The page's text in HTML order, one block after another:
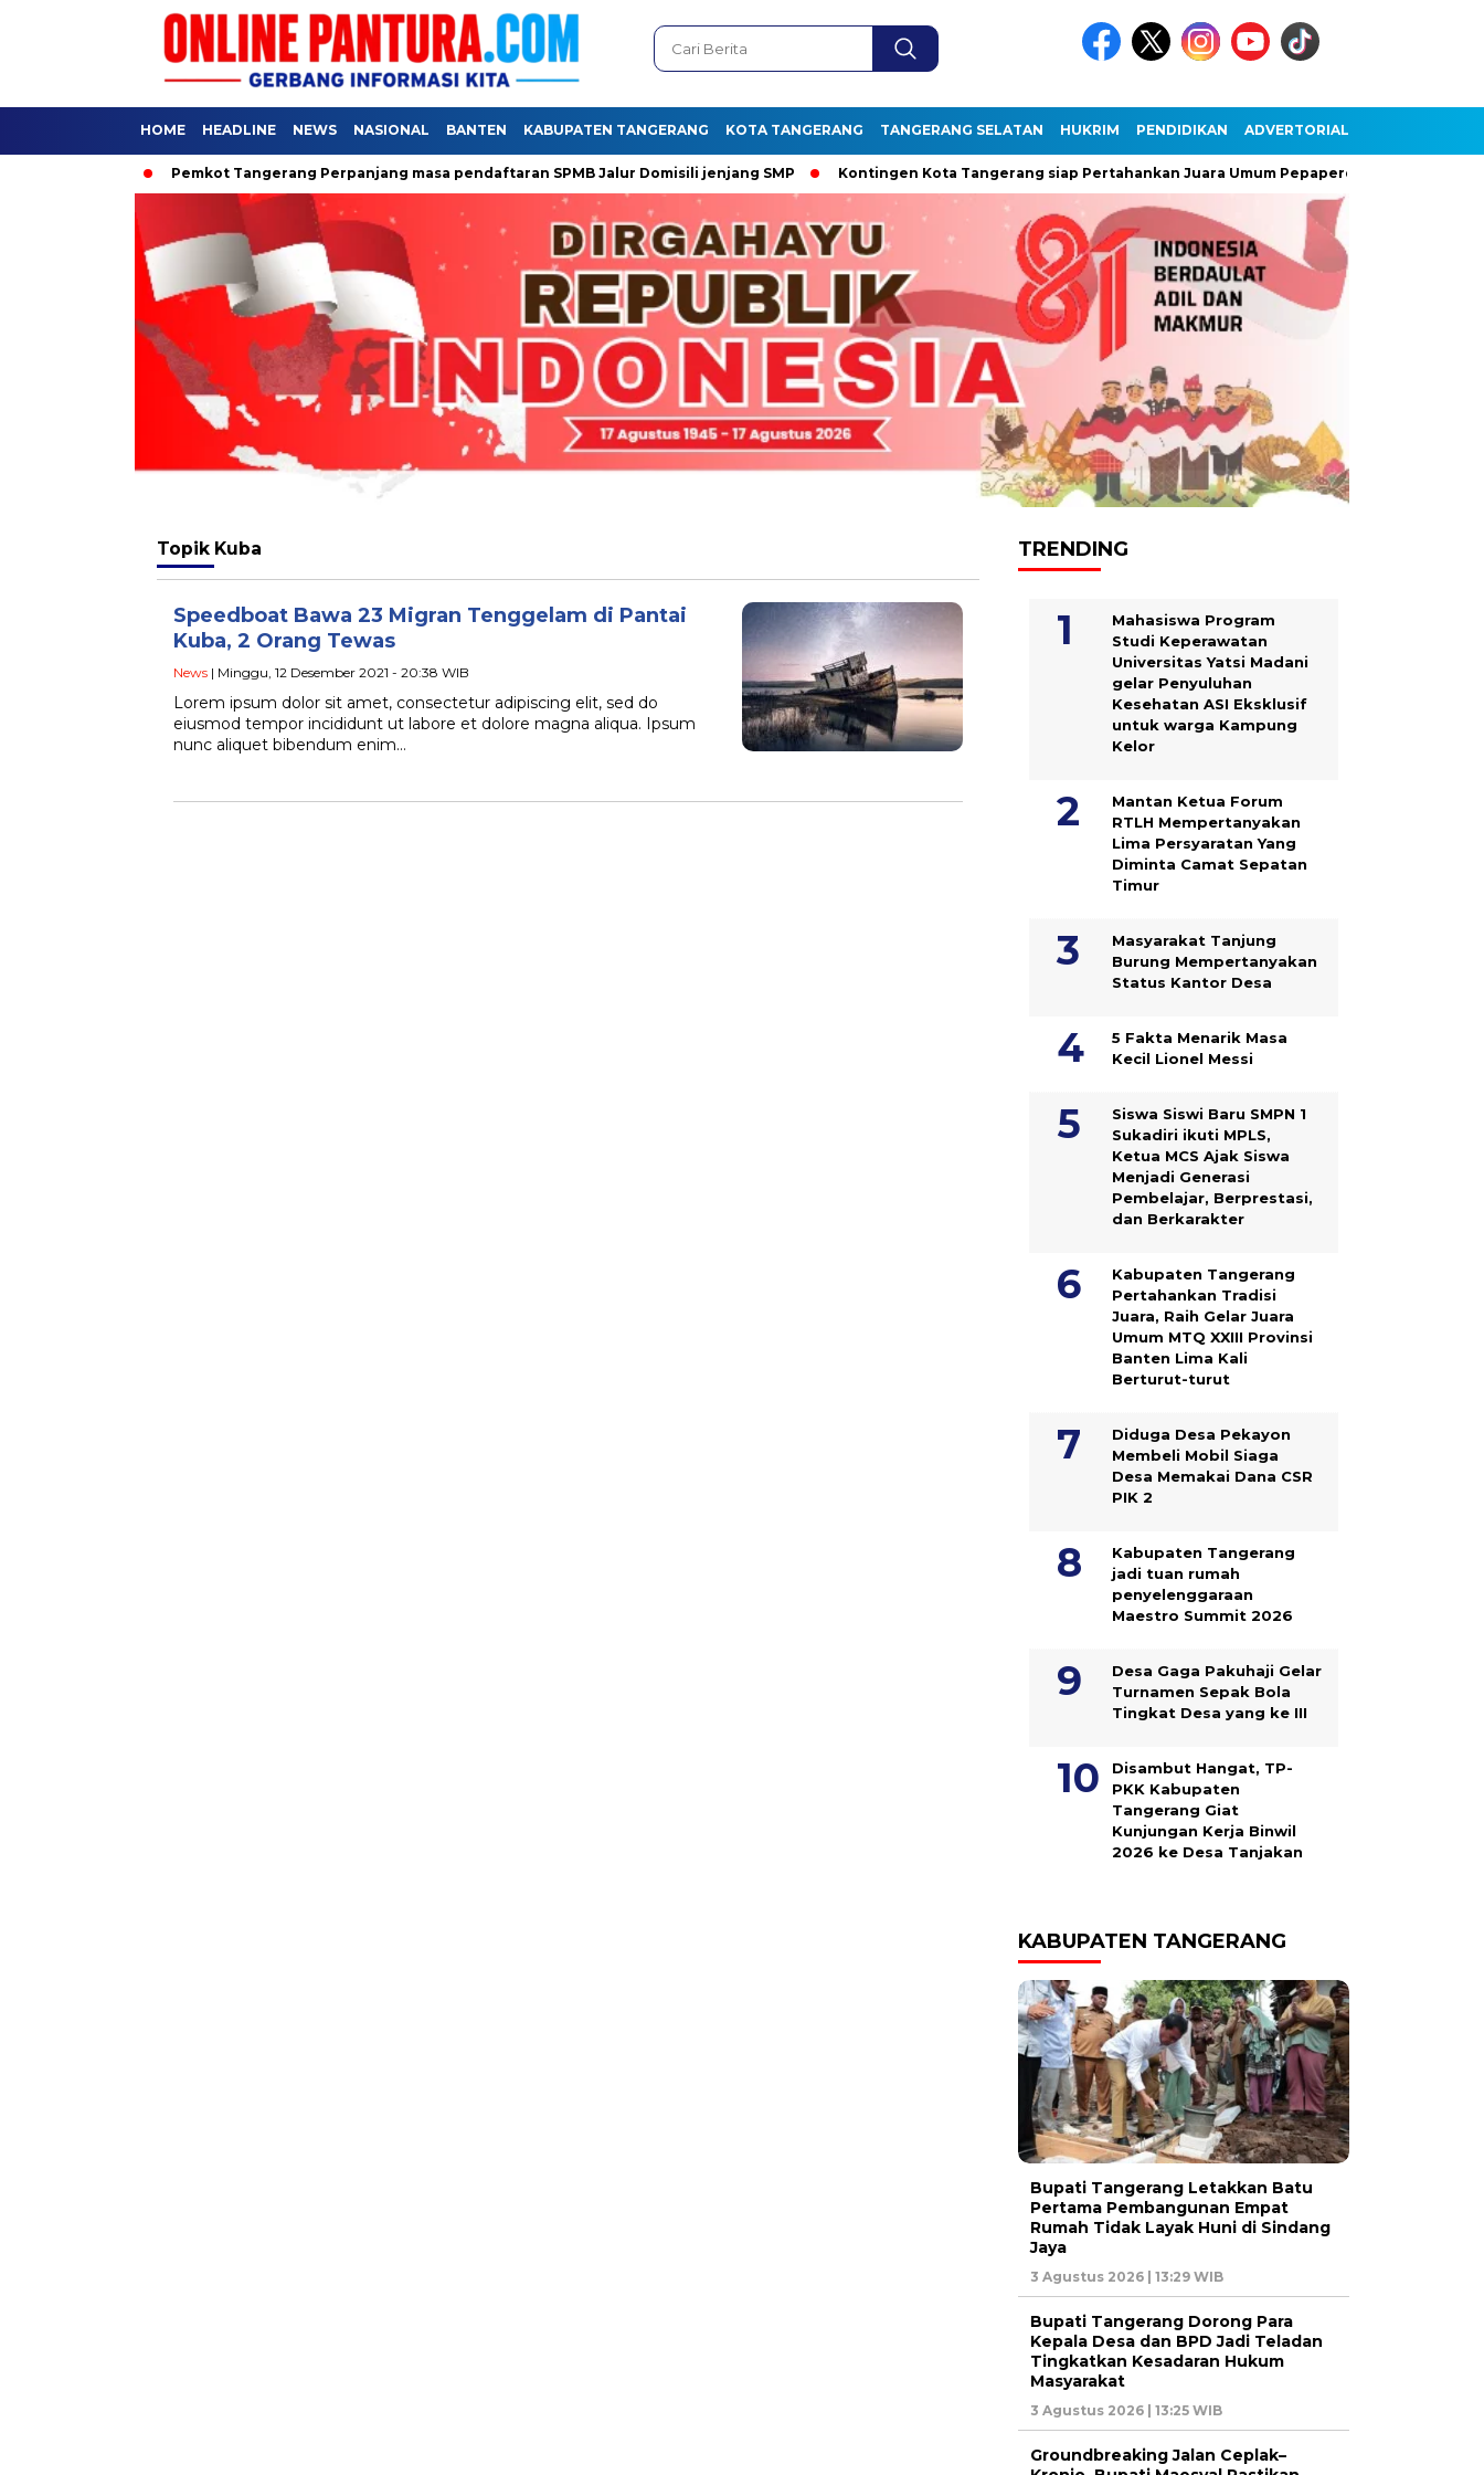
HOME HEADLINE NEWS NASIONAL BANTEN KABUPATEN TANGERANG KOTA TANGERANG TANGERANG SELATAN HUKRIM PENDIDIKAN ADVERTORIAL
Pemkot Tangerang Perpanjang masa pendaftaran SPMB Jalur Domisili jenjang SMP Kontingen Kota Tangerang siap Pertahankan Juara Umum Pepaperda IX Banten
Topik Kuba
Speedboat Bawa 23 Migran Tenggelam di Pantai
Kuba, 2 Orang Tewas
News | Minggu, 12 Desember 2021 - 20:38 WIB
Lorem ipsum dolor sit amet, consectetur adipiscing elit, sed do
eiusmod tempor incididunt ut labore et dolore magna aliqua. Ipsum
nunc aliquet bibendum enim…
TRENDING
Mahasiswa Program
Studi Keperawatan
Universitas Yatsi Madani
gelar Penyuluhan
Kesehatan ASI Eksklusif
untuk warga Kampung
‎Kelor
Mantan Ketua Forum
RTLH Mempertanyakan
Lima Persyaratan Yang
Diminta Camat Sepatan
Timur
Masyarakat Tanjung
Burung Mempertanyakan
Status Kantor Desa
5 Fakta Menarik Masa
Kecil Lionel Messi
Siswa Siswi Baru SMPN 1
Sukadiri ikuti MPLS,
Ketua MCS Ajak Siswa
Menjadi Generasi
Pembelajar, Berprestasi,
dan Berkarakter
Kabupaten Tangerang
Pertahankan Tradisi
Juara, Raih Gelar Juara
Umum MTQ XXIII Provinsi
Banten Lima Kali
Berturut-turut
Diduga Desa Pekayon
Membeli Mobil Siaga
Desa Memakai Dana CSR
PIK 2
Kabupaten Tangerang
jadi tuan rumah
penyelenggaraan
Maestro Summit 2026
Desa Gaga Pakuhaji Gelar
Turnamen Sepak Bola
Tingkat Desa yang ke III
Disambut Hangat, TP-
PKK Kabupaten
Tangerang Giat
Kunjungan Kerja Binwil
2026 ke Desa Tanjakan
KABUPATEN TANGERANG
Bupati Tangerang Letakkan Batu
Pertama Pembangunan Empat
Rumah Tidak Layak Huni di Sindang
Jaya
3 Agustus 2026 | 13:29 WIB
Bupati Tangerang Dorong Para
Kepala Desa dan BPD Jadi Teladan
Tingkatkan Kesadaran Hukum
Masyarakat
3 Agustus 2026 | 13:25 WIB
Groundbreaking Jalan Ceplak–